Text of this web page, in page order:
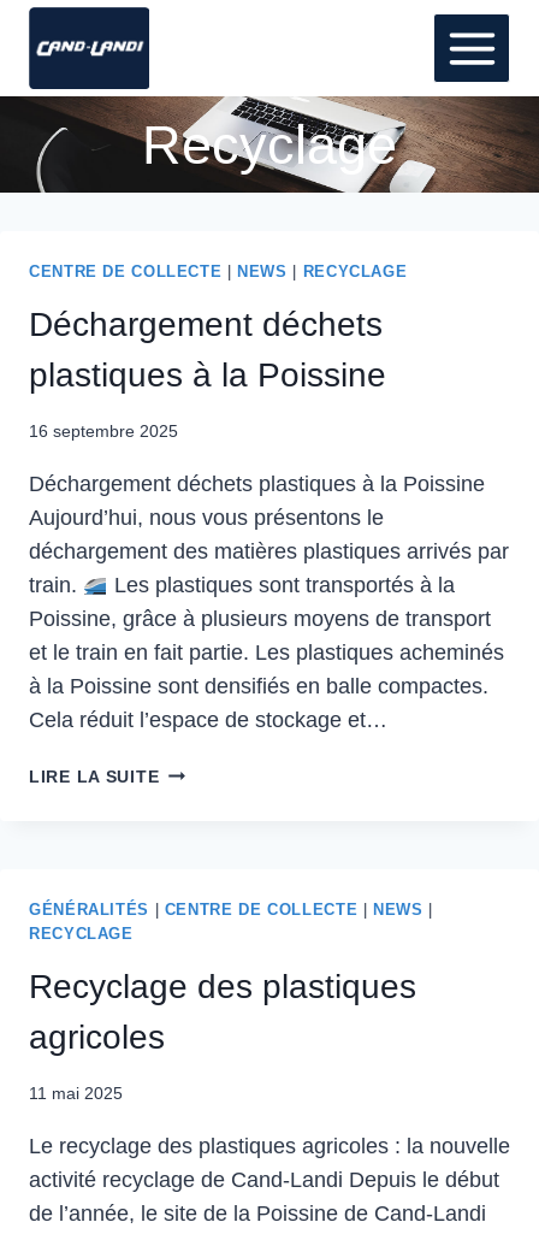
Aller
contenu
Recyclage
CENTRE DE COLLECTE NEWS RECYCLAGE
Déchargement déchets
plastiques à la Poissine
16 septembre 2025
Déchargement déchets plastiques à la Poissine
Aujourd’hui, nous vous présentons le
déchargement des matières plastiques arrivés par
train.
Les plastiques sont transportés à la
Poissine, grâce à plusieurs moyens de transport
et le train en fait partie. Les plastiques acheminés
à la Poissine sont densifiés en balle compactes.
Cela réduit l’espace de stockage et…
LIRE LA SUITE DÉCHARGEMENT
POISSINE
GÉNÉRALITÉS CENTRE DE COLLECTE NEWS
RECYCLAGE
Recyclage des plastiques
agricoles
11 mai 2025
Le recyclage des plastiques agricoles : la nouvelle
activité recyclage de Cand-Landi Depuis le début
de l’année, le site de la Poissine de Cand-Landi